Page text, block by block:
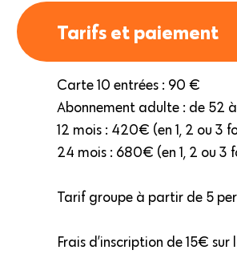
Tarifs et paiement
Carte 10 entrées : 90 €
Abonnement adulte : de 52
12 mois : 420€ (en 1, 2 ou 3
24 mois : 680€ (en 1, 2 ou 3
Tarif groupe à partir de 5
Frais d’inscription de 15€ sur